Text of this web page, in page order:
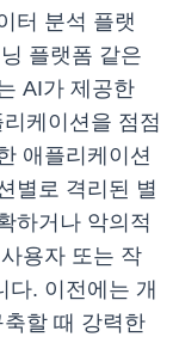
터 분석 플랫
플랫폼 같은
AI가 제공한
케이션을 점점
애플리케이션
별로 격리된 별
하거나 악의적
용자 또는 작
다. 이전에는 개
할 때 강력한